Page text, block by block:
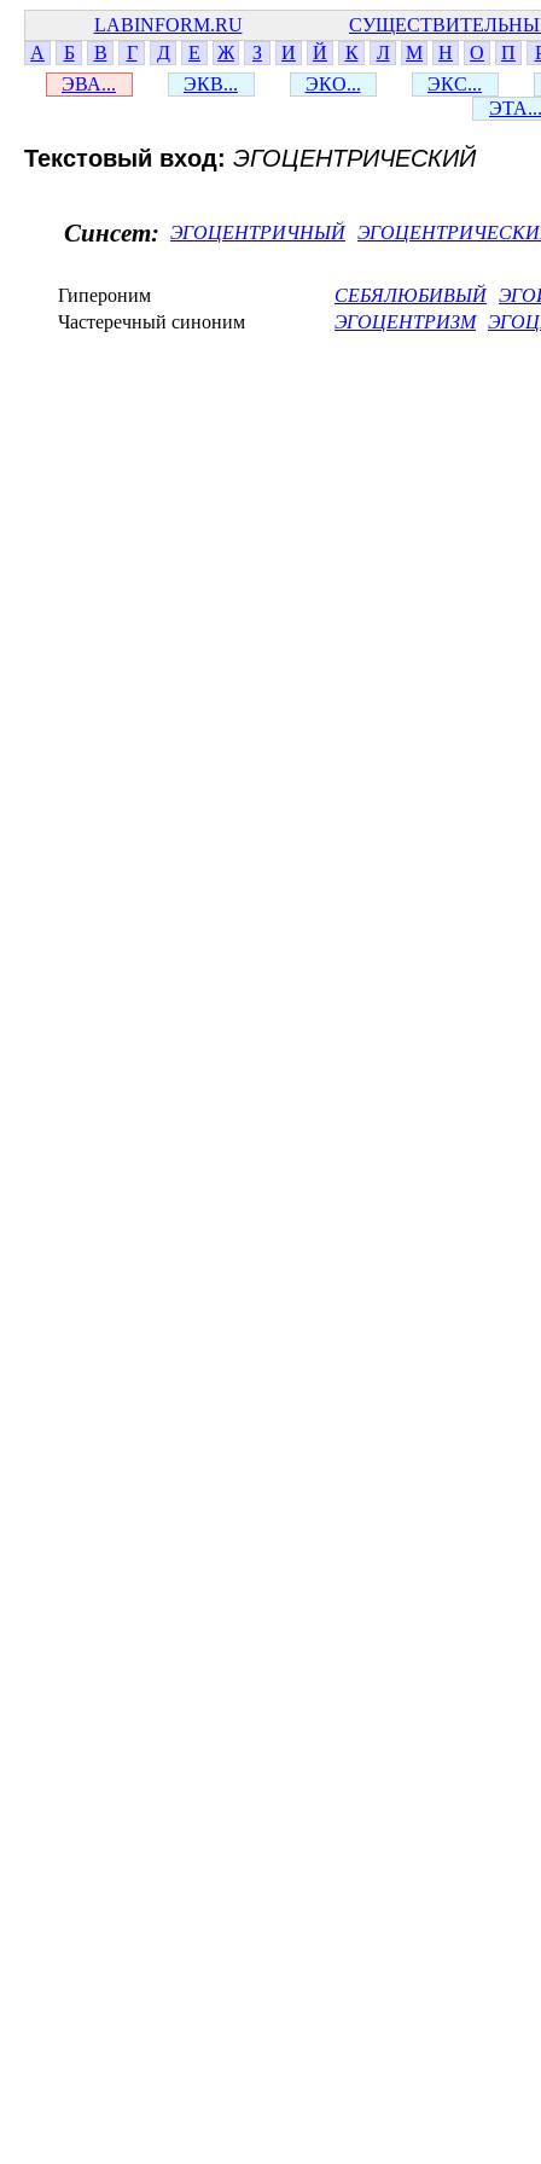
LABINFORM.RU
А
Б В Г Д Е Ж З И Й К Л М Н О П
ЭВА...
ЭКВ... ЭКО...
ЭКС...
ЭТА...
Текстовый вход: ЭГОЦЕНТРИЧЕСКИЙ
Синсет: ЭГОЦЕНТРИЧНЫЙ
Гипероним СЕБЯЛЮБИВЫЙ
Частеречный синоним
ЭГОЦЕНТРИЗМ